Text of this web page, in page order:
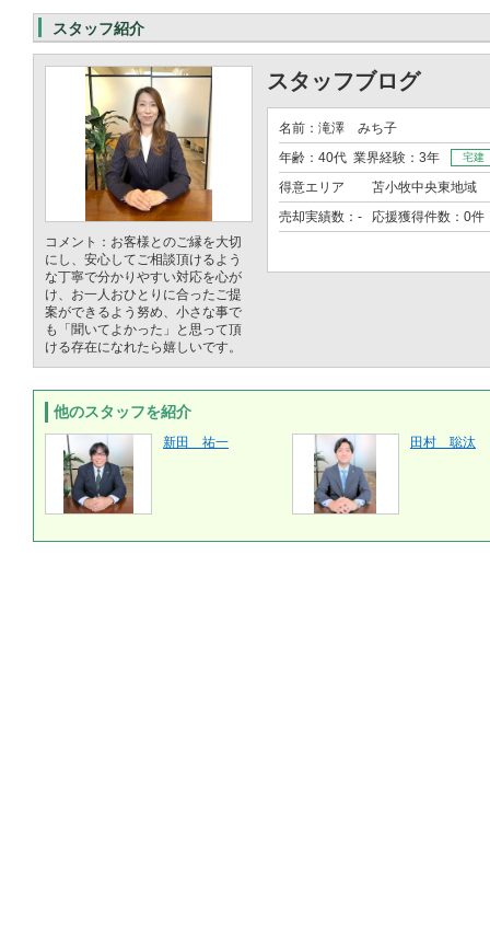
スタッフ紹介
コメント：お客様とのご縁を大切
にし、安心してご相談頂けるよう
な丁寧で分かりやすい対応を心が
け、お一人おひとりに合ったご提
案ができるよう努め、小さな事で
も「聞いてよかった」と思って頂
ける存在になれたら嬉しいです。
スタッフブログ
名前：滝澤 みち子
年齢：40代 業界経験：3年
宅建
得意エリア
苫小牧中央東地域
売却実績数：- 応援獲得件数：0件
他のスタッフを紹介
新田 祐一 田村 聡汰